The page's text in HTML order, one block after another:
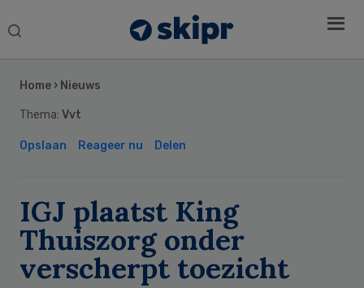
Search
Home › Nieuws
Thema: Vvt
Opslaan Reageer nu Delen
IGJ plaatst King
Thuiszorg onder
verscherpt toezicht
Sidebar